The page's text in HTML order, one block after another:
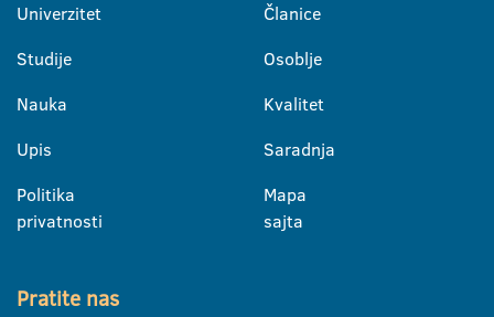
Univerzitet
Studije
Nauka
Upis
Politika
privatnosti
Članice
Osoblje
Kvalitet
Saradnja
Mapa
sajta
Pratite nas